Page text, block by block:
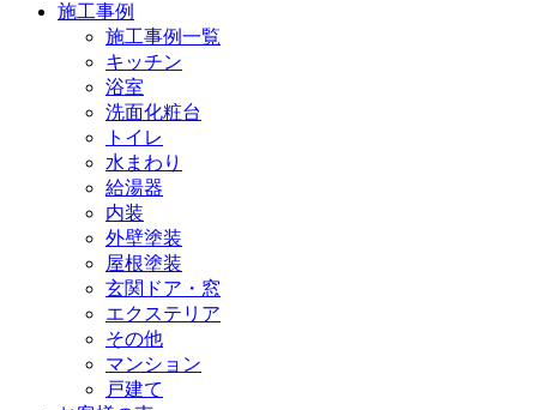
施工事例
施工事例一覧
キッチン
浴室
洗面化粧台
トイレ
水まわり
給湯器
内装
外壁塗装
屋根塗装
玄関ドア・窓
エクステリア
その他
マンション
戸建て